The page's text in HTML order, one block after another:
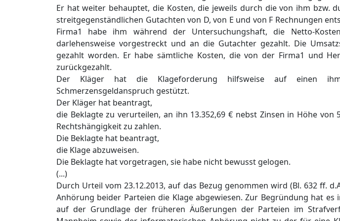
Er hat weiter behauptet, die Kosten, die jeweils durch die von ihm bzw.
streitgegenständlichen Gutachten von D, von E und von F Rechnungen
Firma1 habe ihm während der Untersuchungshaft, die Netto-
darlehensweise vorgestreckt und an die Gutachter gezahlt. Die
gezahlt worden. Er habe sämtliche Kosten, die von der Firma1 und
zurückgezahlt.
Der Kläger hat die Klageforderung hilfsweise auf einen
Schmerzensgeldanspruch gestützt.
Der Kläger hat beantragt,
die Beklagte zu verurteilen, an ihn 13.352,69 € nebst Zinsen in Höhe
Rechtshängigkeit zu zahlen.
Die Beklagte hat beantragt,
die Klage abzuweisen.
Die Beklagte hat vorgetragen, sie habe nicht bewusst gelogen.
(...)
Durch Urteil vom 23.12.2013, auf das Bezug genommen wird (Bl. 632 ff.
Anhörung beider Parteien die Klage abgewiesen. Zur Begründung hat
auf der Grundlage der früheren Äußerungen der Parteien im